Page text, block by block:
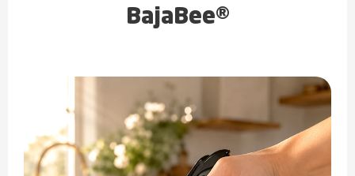
BajaBee®